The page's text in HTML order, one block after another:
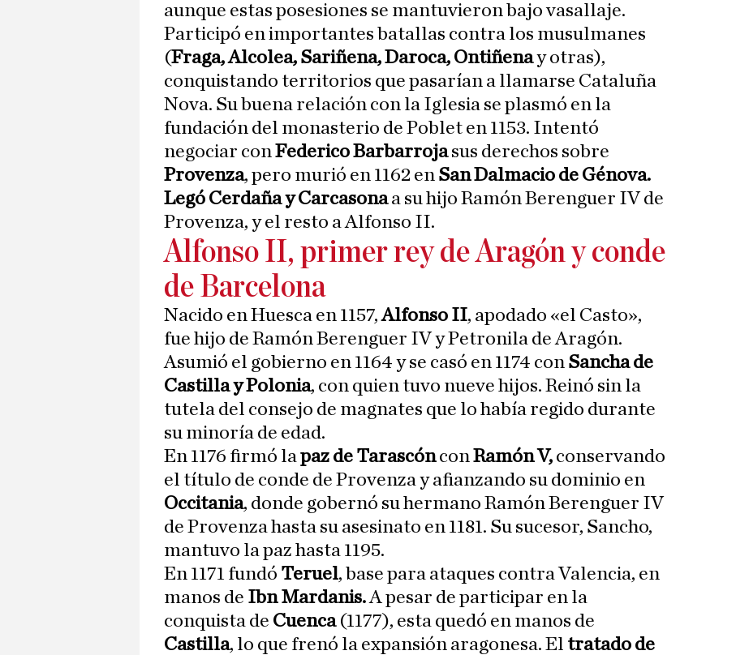
aunque estas posesiones se mantuvieron bajo vasallaje.
Participó en importantes batallas contra los musulmanes
(Fraga, Alcolea, Sariñena, Daroca, Ontiñenay otras),
conquistando territorios que pasarían a llamarse Cataluña
Nova. Su buena relación con la Iglesia se plasmó en la
fundación del monasterio de Poblet en 1153. Intentó
negociar conFederico Barbarrojasus derechos sobre
Provenza, pero murió en 1162 en San Dalmacio de Génova.
Legó Cerdaña y Carcasonaa su hijo Ramón Berenguer IV de
Provenza, y el resto a Alfonso II.
Alfonso II, primer rey de Aragón y conde
de Barcelona
Nacido en Huesca en 1157,Alfonso II, apodado «el Casto»,
fue hijo de Ramón Berenguer IV y Petronila de Aragón.
Asumió el gobierno en 1164 y se casó en 1174 con Sancha de
Castilla y Polonia, con quien tuvo nueve hijos. Reinó sin la
tutela del consejo de magnates que lo había regido durante
su minoría de edad.
En 1176 firmó lapaz de TarascónconRamón V, conservando
el título de conde de Provenza y afianzando su dominio en
Occitania, donde gobernó su hermano Ramón Berenguer IV
de Provenza hasta su asesinato en 1181. Su sucesor, Sancho,
mantuvo la paz hasta 1195.
En 1171 fundó Teruel, base para ataques contra Valencia, en
manos de Ibn Mardanis.A pesar de participar en la
conquista de Cuenca(1177), esta quedó en manos de
Castilla, lo que frenó la expansión aragonesa. El tratado de